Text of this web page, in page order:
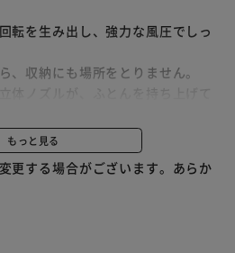
転を生み出し、強力な風圧でしっ
、収納にも場所をとりません。
ントを取り付けることで、くつ乾
／夏／ダニ）と手動モードを搭載
もっと見る
更する場合がございます。あらか